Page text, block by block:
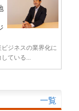
ジネスの業界化に
ている...
一覧